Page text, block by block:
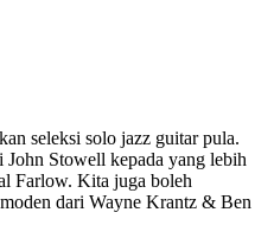
seleksi solo jazz guitar pula.
Stowell kepada yang lebih
Farlow. Kita juga boleh
dari Wayne Krantz & Ben